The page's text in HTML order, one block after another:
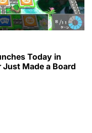
Today in
Made a Board